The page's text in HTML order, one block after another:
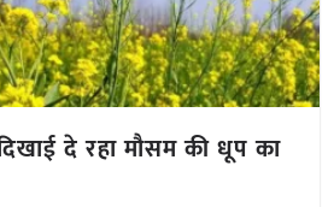
दे रहा मौसम की धूप का